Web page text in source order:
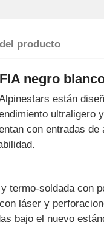
producto
negro
están
ultraligero
con entradas
termo-soldada con
láser y
bajo el nuevo